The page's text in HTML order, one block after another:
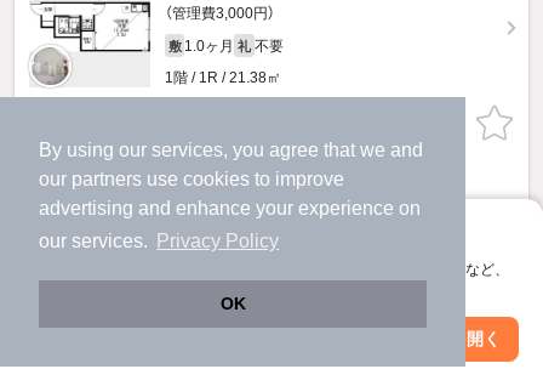
By using our services, you agree that we and
our partners use cookies to improve
advertising and enhance your experience on
our services.
Privacy Policy
OK
アプリに切り替えて、サクサクお部屋探し
会員登録なしですぐ使える。マップ検索やお気に入り保存など、
アプリを開く
（管理費3,000円）
敷 1.0ヶ月 礼 不要
1階 / 1R / 21.38㎡
ほか提供
絞り込み条件を変更